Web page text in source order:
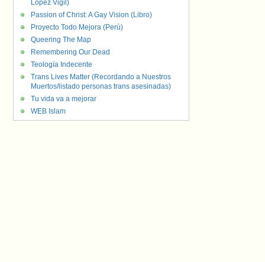
López Vigil)
Passion of Christ: A Gay Vision (Libro)
Proyecto Todo Mejora (Perú)
Queering The Map
Remembering Our Dead
Teología Indecente
Trans Lives Matter (Recordando a Nuestros
Muertos/listado personas trans asesinadas)
Tu vida va a mejorar
WEB Islam